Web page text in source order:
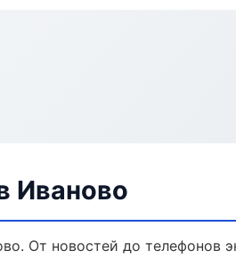
Иваново
От новостей до телефонов